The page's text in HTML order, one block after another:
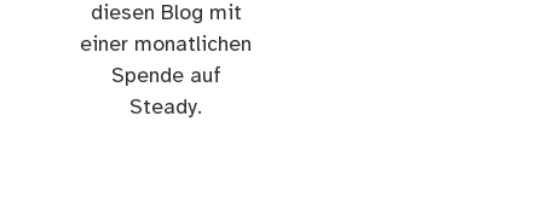
diesen Blog mit
einer monatlichen
Spende auf
Steady.